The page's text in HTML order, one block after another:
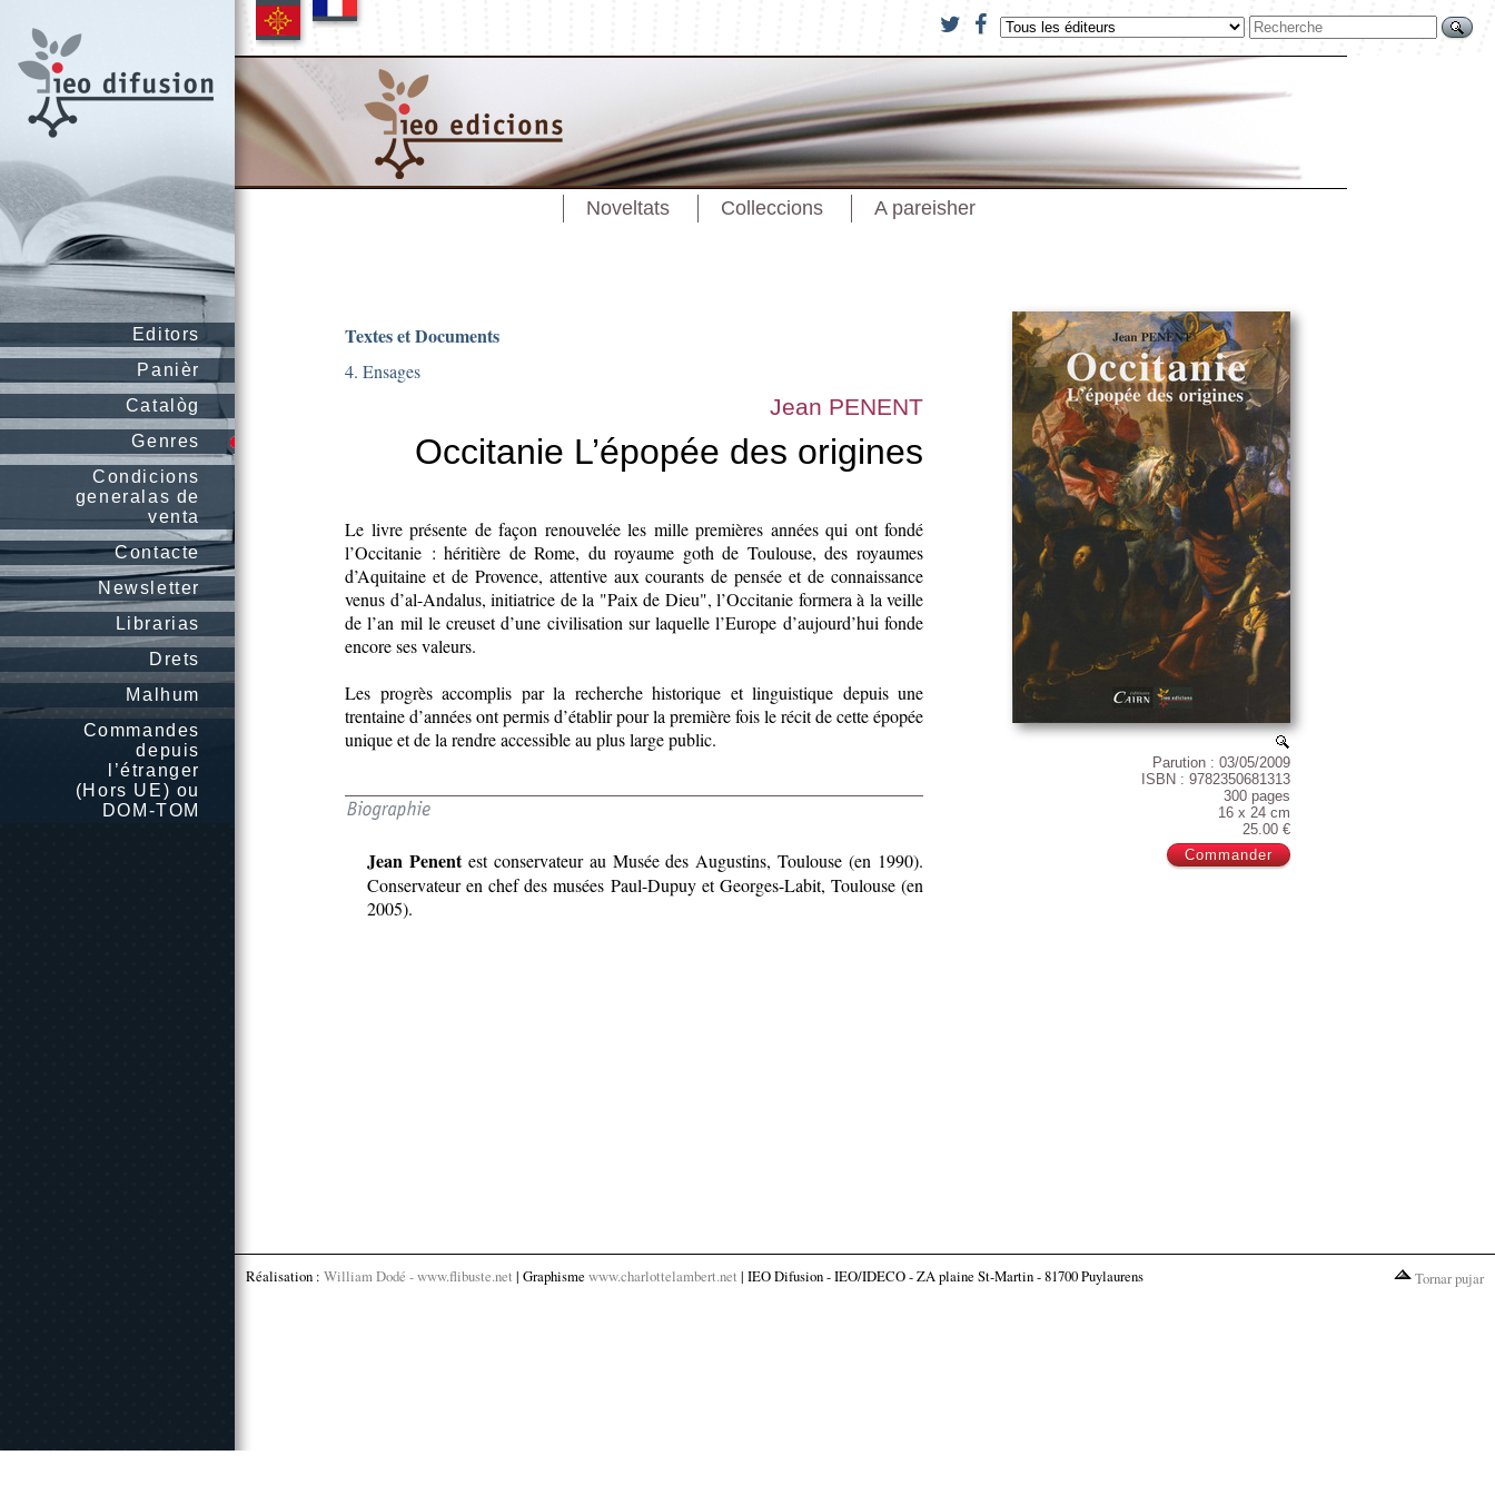
Editors
Panièr
Catalòg
Genres
Condicions
generalas de
venta
Contacte
Newsletter
Librarias
Drets
Malhum
Commandes
depuis
l’étranger
(Hors UE) ou
DOM-TOM
Noveltats Colleccions A pareisher
Parution : 03/05/2009
ISBN : 9782350681313
300 pages
16 x 24 cm
25.00 €
Textes et Documents
4. Ensages
Jean PENENT
Occitanie L’épopée des origines
Le livre présente de façon renouvelée les mille premières années qui ont fondé
l’Occitanie : héritière de Rome, du royaume goth de Toulouse, des royaumes
d’Aquitaine et de Provence, attentive aux courants de pensée et de connaissance
venus d’al-Andalus, initiatrice de la "Paix de Dieu", l’Occitanie formera à la veille
de l’an mil le creuset d’une civilisation sur laquelle l’Europe d’aujourd’hui fonde
encore ses valeurs.
Les progrès accomplis par la recherche historique et linguistique depuis une
trentaine d’années ont permis d’établir pour la première fois le récit de cette épopée
unique et de la rendre accessible au plus large public.
Jean Penentest conservateur au Musée des Augustins, Toulouse (en 1990).
Conservateur en chef des musées Paul-Dupuy et Georges-Labit, Toulouse (en
2005).
Réalisation : William Dodé - www.flibuste.net | Graphisme www.charlottelambert.net | IEO Difusion - IEO/IDECO - ZA plaine St-Martin - 81700 Puylaurens Tornar pujar